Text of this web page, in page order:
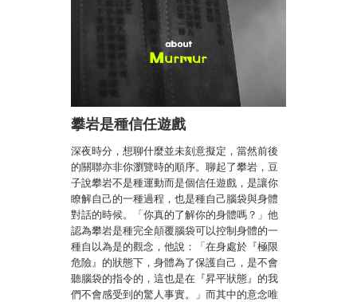
攀岩是種信任遊戲
深夜時分，想聊什麼並未刻意擬定，當然前後
的關聯亦非你瀏覽時的順序。聊起了攀岩，豆
子說攀岩不是種運動而是個信任遊戲，是讓你
瞭解自己的一種過程，也是種自己腦袋與身體
對話的時候。「你真的了解你的身體嗎？」他
認為攀岩是種完全顛覆腦袋可以控制身體的一
種自以為是的觀念，他說：「在身處於『極限
危險』的狀態下，身體為了保護自己，是不會
聽腦袋的指令的，這也是在『昇平狀態』的我
們不會感受到的驚人事實。」而其中的意念唯